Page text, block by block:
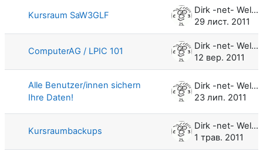
Kursraum SaW3GLF
Dirk -net- Weller
29 лист. 2011
ComputerAG / LPIC 101
Dirk -net- Weller
12 вер. 2011
Alle Benutzer/innen sichern
Ihre Daten!
Dirk -net- Weller
23 лип. 2011
Kursraumbackups
Dirk -net- Weller
1 трав. 2011